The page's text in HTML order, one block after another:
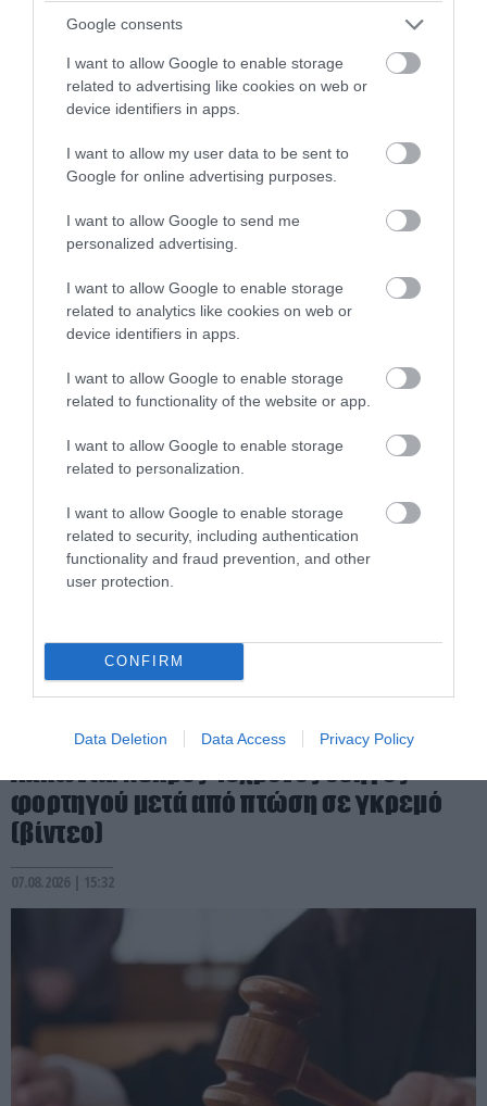
Google consents
I want to allow Google to enable storage
related to advertising like cookies on web or
device identifiers in apps.
I want to allow my user data to be sent to
Google for online advertising purposes.
I want to allow Google to send me
personalized advertising.
I want to allow Google to enable storage
related to analytics like cookies on web or
device identifiers in apps.
I want to allow Google to enable storage
related to functionality of the website or app.
I want to allow Google to enable storage
related to personalization.
I want to allow Google to enable storage
related to security, including authentication
functionality and fraud prevention, and other
user protection.
CONFIRM
Data Deletion Data Access Privacy Policy
Σέρρες: «Έχασα και τη γυναίκα και το
παιδί μου» – Συγκλονίζει ο πατέρας μετά
το τροχαίο (βίντεο)
PRONEWS.GR / ΕΣΩΤΕΡΙΚΗ ΑΣΦΑΛΕΙΑ
φορτηγού μετά από πτώση σε γκρεμό
(βίντεο)
07.08.2026 | 15:32